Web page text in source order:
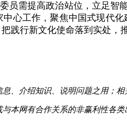
员需提高政治站位，立足智
心工作，聚焦中国式现代
践行新文化使命落到实处，
、介绍知识、说明问题之用；
本网有合作关系的非赢利性各